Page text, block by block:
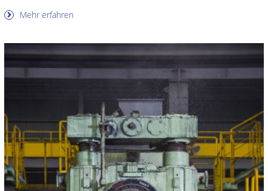
Mehr erfahren